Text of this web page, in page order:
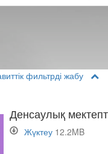
фильтрді жабу
Денсаулық
Жүктеу 12.2MB